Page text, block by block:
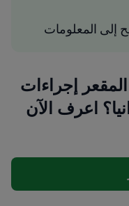
إجراءات
اعرف الآن
إلى المعلومات